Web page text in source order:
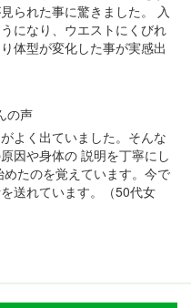
られた事に驚きました。 入
になり、ウエストにくびれ
体型が変化した事が実感出
よく出ていました。そんな
因や身体の 説明を丁寧にし
たのを覚えています。今で
送れています。（50代女